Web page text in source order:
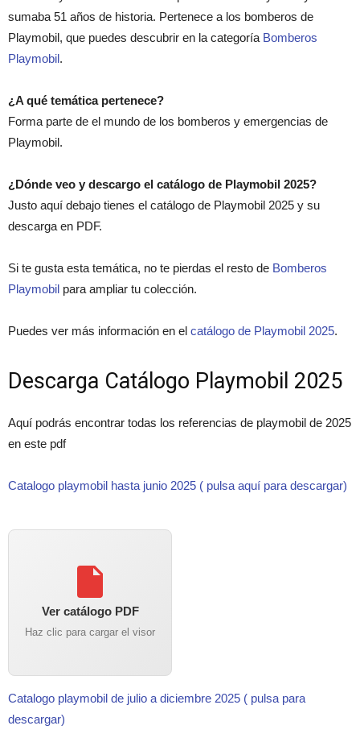
sumaba 51 años de historia. Pertenece a los bomberos de
Playmobil, que puedes descubrir en la categoría Bomberos
Playmobil.
¿A qué temática pertenece?
Forma parte de el mundo de los bomberos y emergencias de
Playmobil.
¿Dónde veo y descargo el catálogo de Playmobil 2025?
Justo aquí debajo tienes el catálogo de Playmobil 2025 y su
descarga en PDF.
Si te gusta esta temática, no te pierdas el resto de Bomberos
Playmobil para ampliar tu colección.
Puedes ver más información en el catálogo de Playmobil 2025.
Descarga Catálogo Playmobil 2025
Aquí podrás encontrar todas los referencias de playmobil de 2025
en este pdf
Catalogo playmobil hasta junio 2025 ( pulsa aquí para descargar)
Ver catálogo PDF
Haz clic para cargar el visor
Catalogo playmobil de julio a diciembre 2025 ( pulsa para
descargar)